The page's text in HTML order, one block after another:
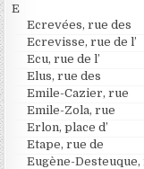
E
Ecrevées, rue des
Ecrevisse, rue de l’
Ecu, rue de l’
Elus, rue des
Emile-Cazier, rue
Emile-Zola, rue
Erlon, place d’
Etape, rue de
Eugène-Desteuque,